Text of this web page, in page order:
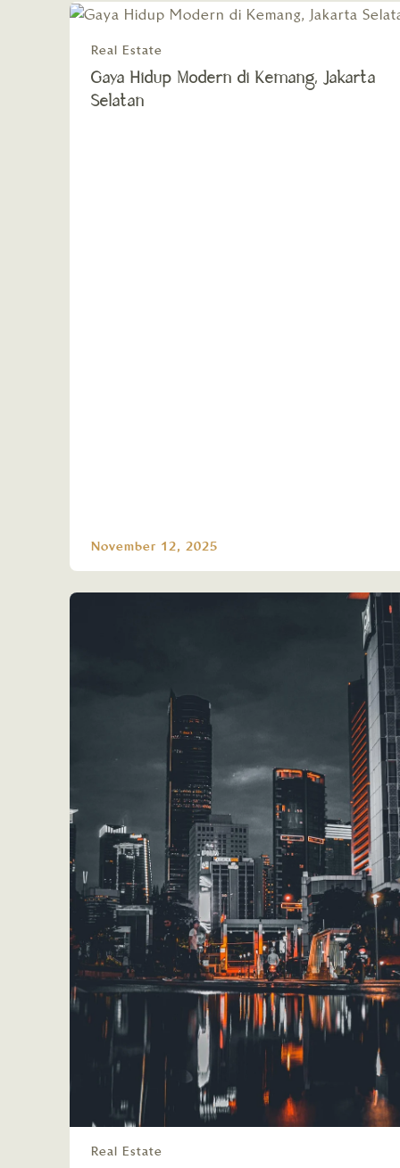
Real Estate
Gaya Hidup Modern di Kemang, Jakarta
Selatan
November 12, 2025
Real Estate